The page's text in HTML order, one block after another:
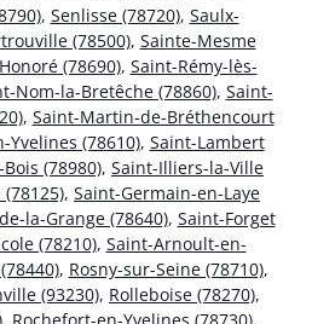
, Senlisse (78720), Saulx-
(78500), Sainte-Mesme
(78690), Saint-Rémy-lès-
Nom-la-Bretêche (78860), Saint-
, Saint-Martin-de-Bréthencourt
Yvelines (78610), Saint-Lambert
(78980), Saint-Illiers-la-Ville
, Saint-Germain-en-Laye
la-Grange (78640), Saint-Forget
(78210), Saint-Arnoult-en-
, Rosny-sur-Seine (78710),
(93230), Rolleboise (78270),